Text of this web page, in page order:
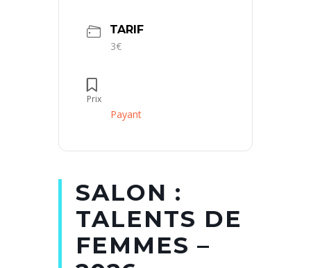
TARIF
3€
Prix
Payant
SALON :
TALENTS DE
FEMMES –